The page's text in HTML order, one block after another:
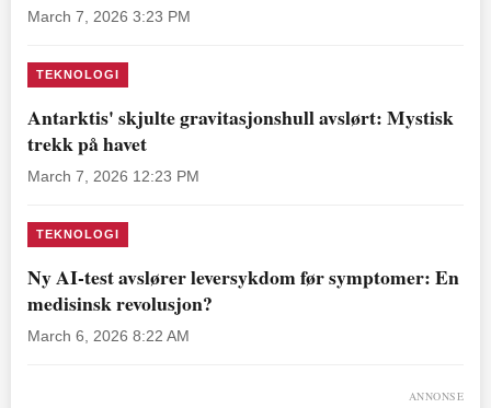
March 7, 2026 3:23 PM
TEKNOLOGI
Antarktis' skjulte gravitasjonshull avslørt: Mystisk
trekk på havet
March 7, 2026 12:23 PM
TEKNOLOGI
Ny AI-test avslører leversykdom før symptomer: En
medisinsk revolusjon?
March 6, 2026 8:22 AM
ANNONSE